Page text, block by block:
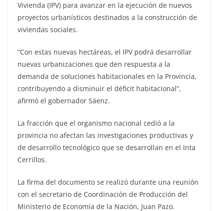
Vivienda (IPV) para avanzar en la ejecución de nuevos
proyectos urbanísticos destinados a la construcción de
viviendas sociales.
“Con estas nuevas hectáreas, el IPV podrá desarrollar
nuevas urbanizaciones que den respuesta a la
demanda de soluciones habitacionales en la Provincia,
contribuyendo a disminuir el déficit habitacional”,
afirmó el gobernador Sáenz.
La fracción que el organismo nacional cedió a la
provincia no afectan las investigaciones productivas y
de desarrollo tecnológico que se desarrollan en el Inta
Cerrillos.
La firma del documento se realizó durante una reunión
con el secretario de Coordinación de Producción del
Ministerio de Economía de la Nación, Juan Pazo.